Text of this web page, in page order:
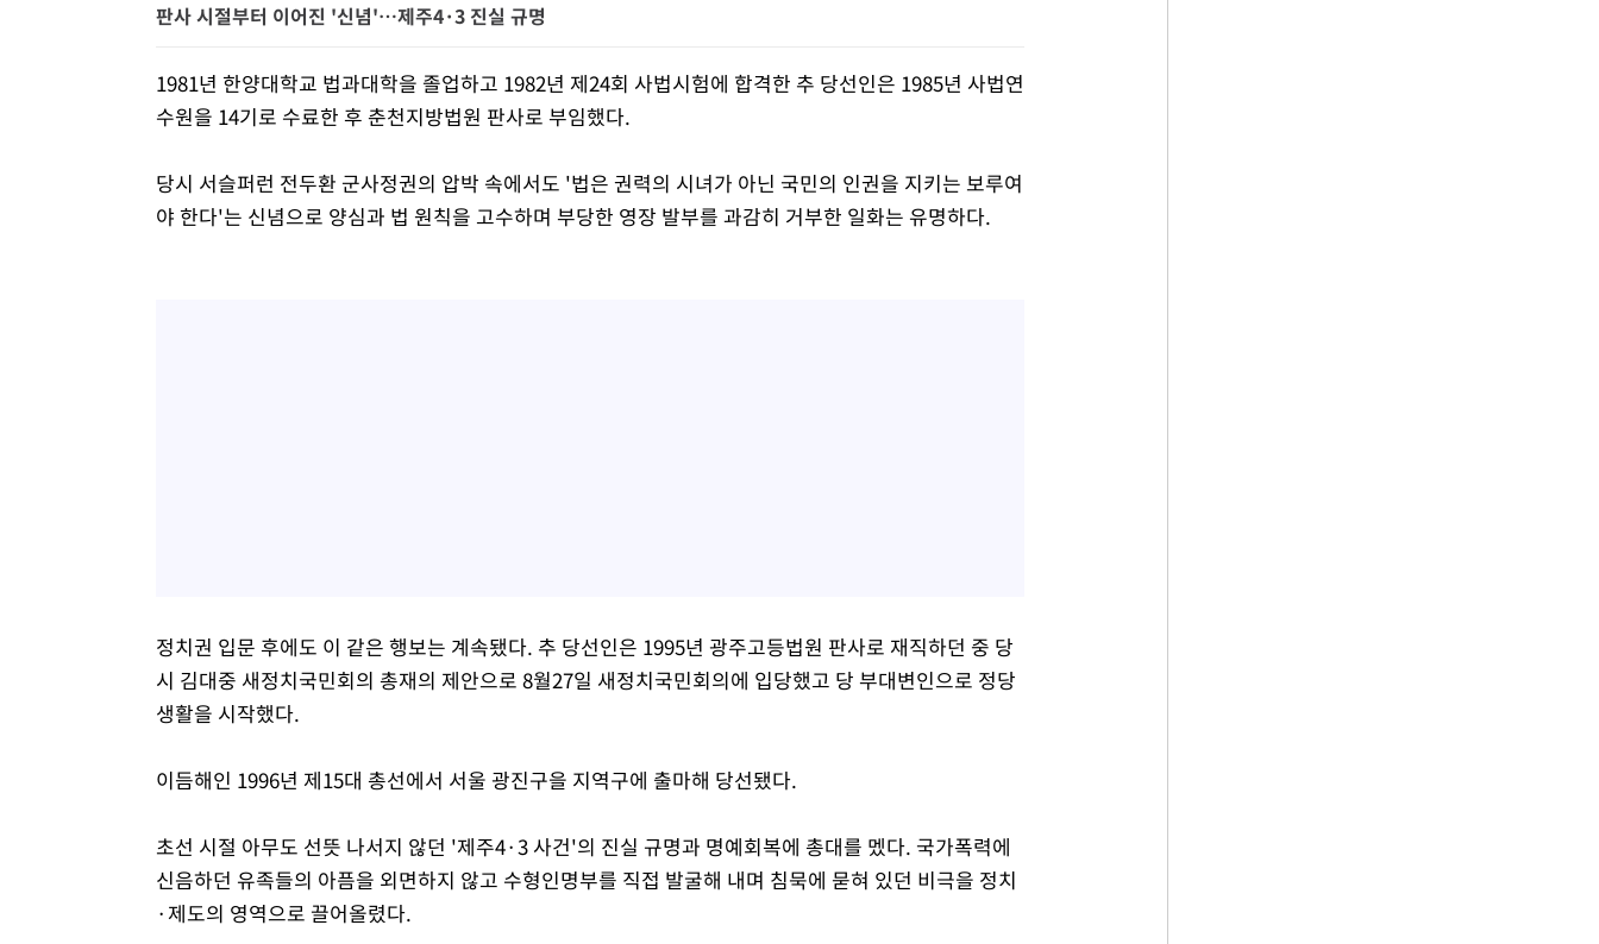
판사 시절부터 이어진 '신념'…제주4·3 진실 규명
1981년 한양대학교 법과대학을 졸업하고 1982년 제24회 사법시험에 합격한 추 당선인은 1985년 사법연
수원을 14기로 수료한 후 춘천지방법원 판사로 부임했다.
당시 서슬퍼런 전두환 군사정권의 압박 속에서도 '법은 권력의 시녀가 아닌 국민의 인권을 지키는 보루여
야 한다'는 신념으로 양심과 법 원칙을 고수하며 부당한 영장 발부를 과감히 거부한 일화는 유명하다.
정치권 입문 후에도 이 같은 행보는 계속됐다. 추 당선인은 1995년 광주고등법원 판사로 재직하던 중 당
시 김대중 새정치국민회의 총재의 제안으로 8월27일 새정치국민회의에 입당했고 당 부대변인으로 정당
생활을 시작했다.
이듬해인 1996년 제15대 총선에서 서울 광진구을 지역구에 출마해 당선됐다.
초선 시절 아무도 선뜻 나서지 않던 '제주4·3 사건'의 진실 규명과 명예회복에 총대를 멨다. 국가폭력에
신음하던 유족들의 아픔을 외면하지 않고 수형인명부를 직접 발굴해 내며 침묵에 묻혀 있던 비극을 정치
·제도의 영역으로 끌어올렸다.